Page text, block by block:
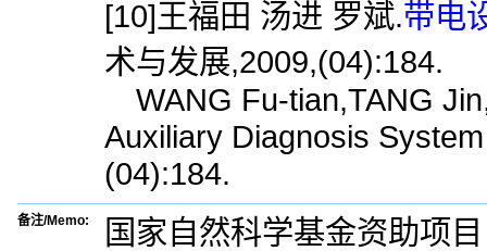
[10]王福田 汤进 罗斌.带电
术与发展,2009,(04):184.
WANG Fu-tian,TANG
Auxiliary Diagnosis
(04):184.
备注/Memo:
国家自然科学基金资助项